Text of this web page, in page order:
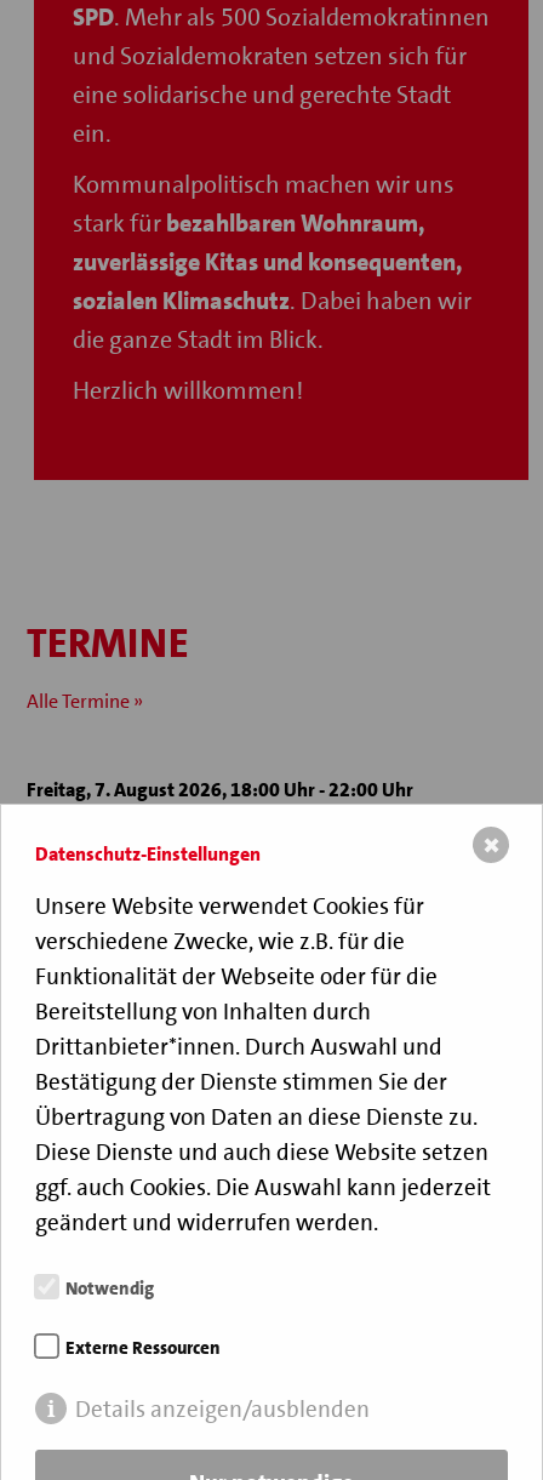
SPD. Mehr als 500 Sozialdemokratinnen
und Sozialdemokraten setzen sich für
eine solidarische und gerechte Stadt
ein.
Kommunalpolitisch machen wir uns
stark fürbezahlbaren Wohnraum,
zuverlässige Kitas und konsequenten,
sozialen Klimaschutz. Dabei haben wir
die ganze Stadt im Blick.
Herzlich willkommen!
TERMINE
Alle Termine »
Freitag, 7. August 2026, 18:00 Uhr - 22:00 Uhr
uns für einen Stallwächtertermin entschieden.
Wir wollen die Neumitglieder begrüßen und die langen
Mitglieder ehren.
Wir freuen uns über jeden, der einen Salat mitbringt.
Ort: Eberhardskriche Tübingen
Dienstag, 25. August 2026, 19:00 Uhr - 21:00 Uhr
ROTER FEIER­ABEND
Offene Diskussion zu politischen Themen, Freunde sind
Gerd Müller wird über „Warum arm und reich immer
weiter auseinander driften“ sprechen
Datenschutz-Einstellungen
Unsere Website verwendet Cookies für
verschiedene Zwecke, wie z.B. für die
Funktionalität der Webseite oder für die
Bereitstellung von Inhalten durch
Drittanbieter*innen. Durch Auswahl und
Bestätigung der Dienste stimmen Sie der
Übertragung von Daten an diese Dienste zu.
Diese Dienste und auch diese Website setzen
ggf. auch Cookies. Die Auswahl kann jederzeit
geändert und widerrufen werden.
Notwendig
Externe Ressourcen
Details anzeigen/ausblenden
✖